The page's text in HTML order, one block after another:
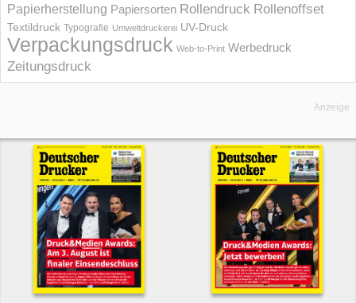
Papierherstellung Papiersorten Rollendruck Rollenoffset
Textildruck Typografie Umweltdruckerei UV-Druck
Verpackungsdruck Web-to-Print Werbedruck
Zeitungsdruck
Anzeige